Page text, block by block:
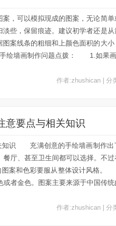
可以模拟现成的图案，无论简单
，保留痕迹。建议初学者还是从
线条的粗细和上颜色面积的大小
绘墙画制作问题点拨： 1.如果画
作者:zhushican | 分
意要点与相关知识
知识 充满创意的手绘墙画制作出
厅、甚至卫生间都可以选择。不
案和色彩要服从整体设计风格。
者金色。图案主要来源于中国传统
作者:zhushican | 分